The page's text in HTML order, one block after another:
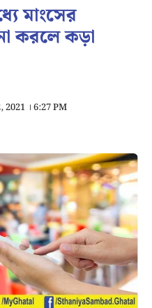
মাংসের
করলে কড়া
। 6:27 PM